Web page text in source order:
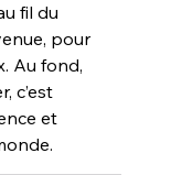
fil du
pour
Au fond,
c’est
et